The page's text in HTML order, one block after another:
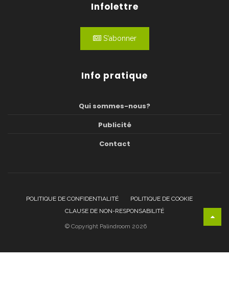
Infolettre
S'abonner
Info pratique
Qui sommes-nous?
Publicité
Contact
POLITIQUE DE CONFIDENTIALITÉ
POLITIQUE DE COOKIE
CLAUSE DE NON-RESPONSABILITÉ
© Copyright Palindroom 2026